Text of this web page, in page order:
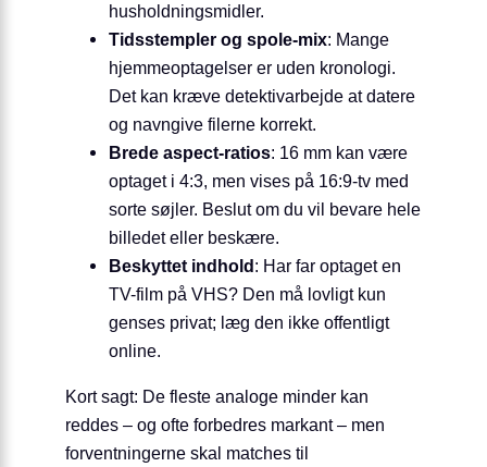
husholdningsmidler.
Tidsstempler og spole-mix: Mange
hjemmeoptagelser er uden kronologi.
Det kan kræve detektivarbejde at datere
og navngive filerne korrekt.
Brede aspect-ratios: 16 mm kan være
optaget i 4:3, men vises på 16:9-tv med
sorte søjler. Beslut om du vil bevare hele
billedet eller beskære.
Beskyttet indhold: Har far optaget en
TV-film på VHS? Den må lovligt kun
genses privat; læg den ikke offentligt
online.
Kort sagt: De fleste analoge minder kan
reddes – og ofte forbedres markant – men
forventningerne skal matches til